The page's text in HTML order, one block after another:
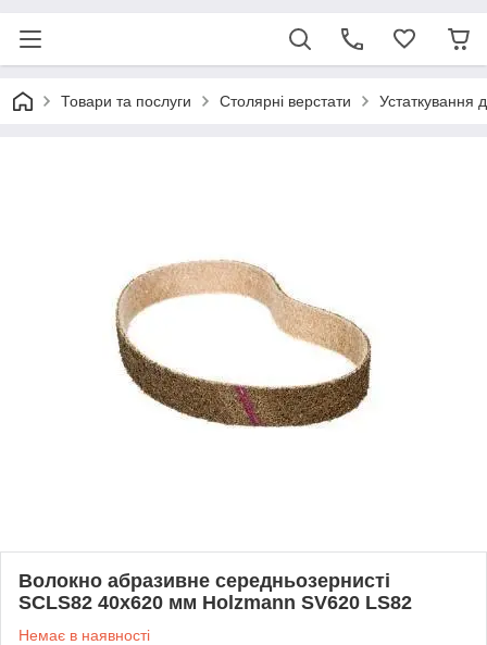
Товари та послуги Столярні верстати Устаткування
Волокно абразивне середньозернисті
SCLS82 40x620 мм Holzmann SV620 LS82
Немає в наявності